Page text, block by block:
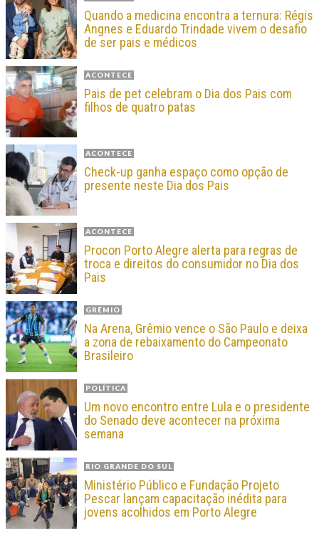
Quando a medicina encontra a ternura: Régis
Angnes e Eduardo Trindade vivem o desafio
de ser pais e médicos
ACONTECE
Pais de pet celebram o Dia dos Pais com
filhos de quatro patas
ACONTECE
Check-up ganha espaço como opção de
presente neste Dia dos Pais
ACONTECE
Procon Porto Alegre alerta para regras de
troca e direitos do consumidor no Dia dos
Pais
GRÊMIO
Na Arena, Grêmio vence o São Paulo e deixa
a zona de rebaixamento do Campeonato
Brasileiro
POLÍTICA
Um novo encontro entre Lula e o presidente
do Senado deve acontecer na próxima
semana
RIO GRANDE DO SUL
Ministério Público e Fundação Projeto
Pescar lançam capacitação inédita para
jovens acolhidos em Porto Alegre